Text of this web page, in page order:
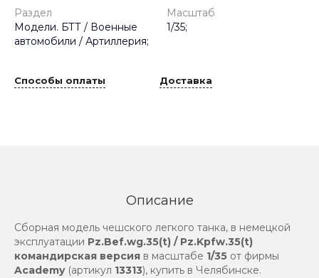
Раздел
Модели. БТТ / Военные
автомобили / Артиллерия;
Масштаб
1/35;
Способы оплаты Доставка
Описание
Сборная модель чешского легкого танка, в немецкой
эксплуатации Pz.Bef.wg.35(t) / Pz.Kpfw.35(t)
командирская версия в масштабе 1/35 от фирмы
Academy(артикул 13313), купить в Челябинске.